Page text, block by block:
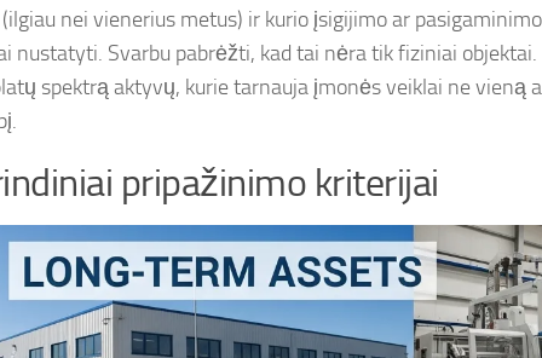
nei vienerius metus) ir kurio įsigijimo ar
nustatyti. Svarbu pabrėžti, kad tai nėra tik fiziniai
spektrą aktyvų, kurie tarnauja įmonės veiklai ne vieną
pripažinimo kriterijai